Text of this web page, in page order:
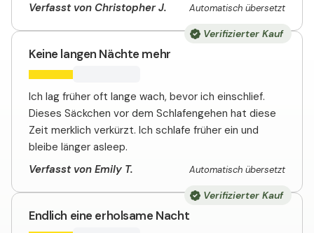
Verfasst von Christopher J.
Automatisch übersetzt
Verifizierter Kauf
Keine langen Nächte mehr
Ich lag früher oft lange wach, bevor ich einschlief.
Dieses Säckchen vor dem Schlafengehen hat diese
Zeit merklich verkürzt. Ich schlafe früher ein und
bleibe länger asleep.
Verfasst von Emily T.
Automatisch übersetzt
Verifizierter Kauf
Endlich eine erholsame Nacht